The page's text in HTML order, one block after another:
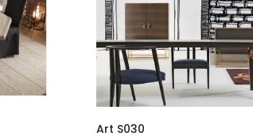
Art S030